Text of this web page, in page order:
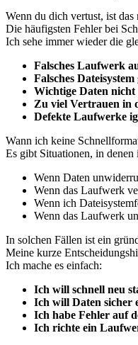
Wenn du dich vertust, ist
Die häufigsten Fehler bei
Ich sehe immer wieder die
Falsches Laufwerk
Falsches
Wichtige Daten nicht
Zu viel Vertrauen in
Defekte Laufwerke
Wann ich keine
Es gibt Situationen, in
Wenn Daten
Wenn das Laufwerk
Wenn ich
Wenn das Laufwerk
In solchen Fällen ist ein
Meine kurze
Ich mache es einfach:
Ich will schnell neu
Ich will Daten sicher
Ich habe Fehler auf
Ich richte ein